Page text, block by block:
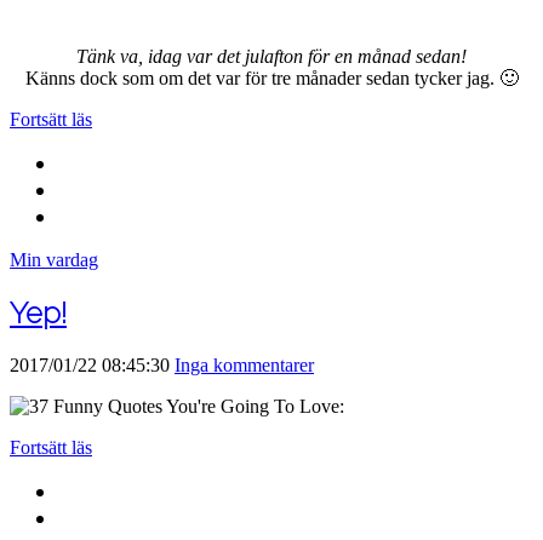
Tänk va, idag var det julafton för en månad sedan!
Känns dock som om det var för tre månader sedan tycker jag. 🙂
Fortsätt läs
Min vardag
Yep!
2017/01/22 08:45:30 Inga kommentarer
Fortsätt läs